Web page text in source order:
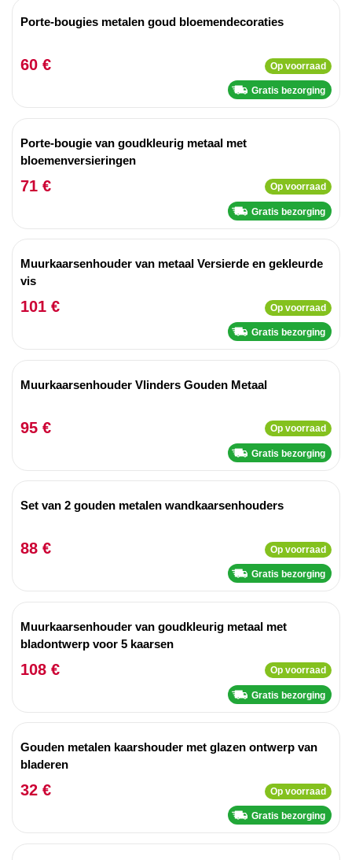
Porte-bougies metalen goud bloemendecoraties
60 € Op voorraad
Gratis bezorging
Porte-bougie van goudkleurig metaal met
bloemenversieringen
71 € Op voorraad
Gratis bezorging
Muurkaarsenhouder van metaal Versierde en gekleurde
vis
101 € Op voorraad
Gratis bezorging
Muurkaarsenhouder Vlinders Gouden Metaal
95 € Op voorraad
Gratis bezorging
Set van 2 gouden metalen wandkaarsenhouders
88 € Op voorraad
Gratis bezorging
Muurkaarsenhouder van goudkleurig metaal met
bladontwerp voor 5 kaarsen
108 € Op voorraad
Gratis bezorging
Gouden metalen kaarshouder met glazen ontwerp van
bladeren
32 € Op voorraad
Gratis bezorging